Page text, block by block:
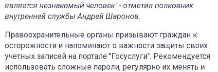
является незнакомый человек" - отметил полковник
внутренней службы Андрей Шаронов.
Правоохранительные органы призывают граждан к
осторожности и напоминают о важности защиты своих
учетных записей на портале "Госуслуги". Рекомендуется
использовать сложные пароли, регулярно их менять и